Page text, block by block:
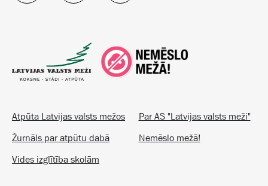
Atpūta Latvijas valsts mežos
Par AS "Latvijas valsts meži"
Žurnāls par atpūtu dabā
Nemēslo mežā!
Vides izglītība skolām